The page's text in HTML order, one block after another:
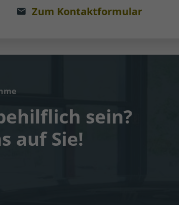
Zum Kontaktformular
sein?
auf Sie!